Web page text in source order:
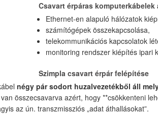
Csavart érpáras
Ethernet-en alapuló hálózatok
számítógépek összekapcsolása,
telekommunikációs kapcsolatok
monitoring rendszer kiépítés ipari
Szimpla csavart érpár felépítése
négy pár sodort huzalvezetékből áll
összecsavarva azért, hogy **csökkenteni
az ún. transzmissziós „adat áthallásokat”.